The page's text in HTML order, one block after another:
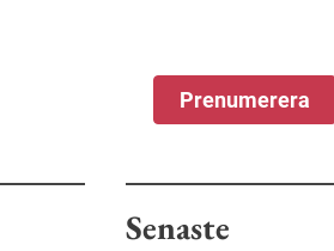
Prenumerera
Senaste